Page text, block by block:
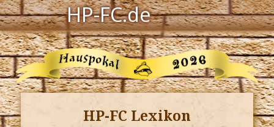
HP-FC.de
Navigation
Harry Potter
Der HP-FC
HogwartsHP-FC Lexikon